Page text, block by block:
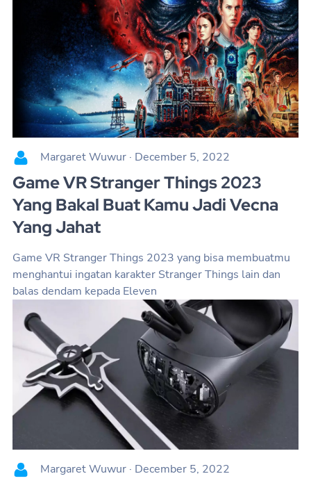
Margaret Wuwur · December 5, 2022
Game VR Stranger Things 2023
Yang Bakal Buat Kamu Jadi Vecna
Yang Jahat
Game VR Stranger Things 2023 yang bisa membuatmu
menghantui ingatan karakter Stranger Things lain dan
balas dendam kepada Eleven
Margaret Wuwur · December 5, 2022